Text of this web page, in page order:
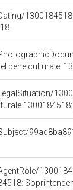
bene culturale: